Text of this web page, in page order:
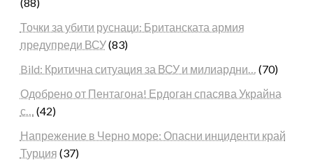
Точки за убити руснаци: Британската армия
предупреди ВСУ(83)
Bild: Критична ситуация за ВСУ и милиардни…
(70)
Одобрено от Пентагона! Ердоган спасява Украйна
с…
(42)
Напрежение в Черно море: Опасни инциденти край
Турция (37)